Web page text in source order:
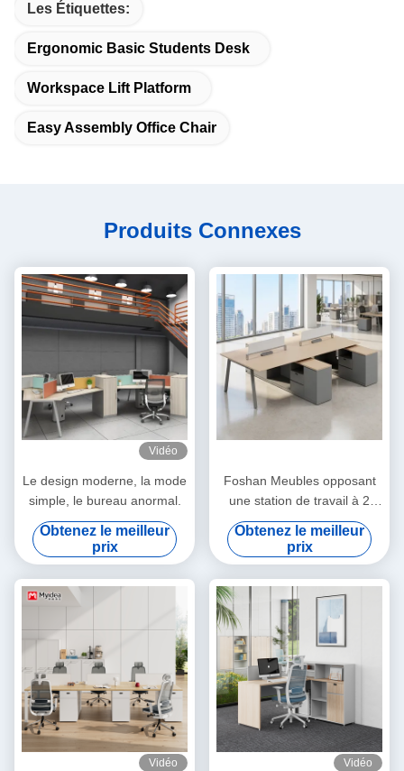
Les Étiquettes:
Ergonomic Basic Students Desk
Workspace Lift Platform
Easy Assembly Office Chair
Produits Connexes
Vidéo
Le design moderne, la mode
simple, le bureau anormal.
Obtenez le meilleur
prix
Foshan Meubles opposant
une station de travail à 2
sièges Figure-8 Pieds en
métal, prise électrique
préinstallée, bureau de
personnel durable pour les
cabines de bureau
Obtenez le meilleur
prix
Vidéo Vidéo